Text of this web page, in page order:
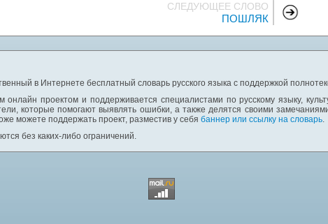
СЛЕДУЮЩЕЕ СЛОВО
ПОШЛЯК
в Интернете бесплатный словарь русского языка с поддержкой
онлайн проектом и поддерживается специалистами по русскому языку,
которые помогают выявлять ошибки, а также делятся своими
можете поддержать проект, разместив у себя баннер или ссылку на словарь.
без каких-либо ограничений.